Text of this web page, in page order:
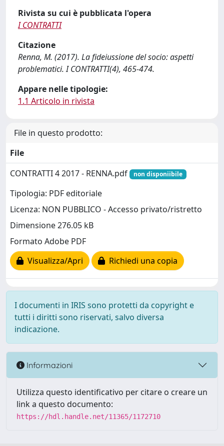
Rivista su cui è pubblicata l'opera
I CONTRATTI
Citazione
Renna, M. (2017). La fideiussione del socio: aspetti
problematici. I CONTRATTI(4), 465-474.
Appare nelle tipologie:
1.1 Articolo in rivista
File in questo prodotto:
File
CONTRATTI 4 2017 - RENNA.pdf
non disponiibile
Tipologia: PDF editoriale
Licenza: NON PUBBLICO - Accesso privato/ristretto
Dimensione 276.05 kB
Formato Adobe PDF
Visualizza/Apri
Richiedi una copia
I documenti in IRIS sono protetti da copyright e
tutti i diritti sono riservati, salvo diversa
indicazione.
Informazioni
Utilizza questo identificativo per citare o creare un
link a questo documento:
https://hdl.handle.net/11365/1172710